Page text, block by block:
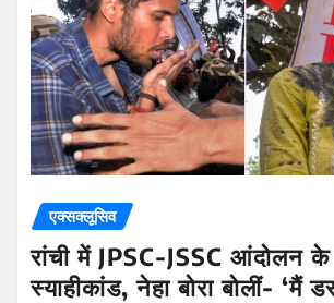
एक्सक्लूसिव
रांची में JPSC-JSSC आंदोलन के
स्याहीकांड, नेहा बोरा बोलीं- ‘मैं